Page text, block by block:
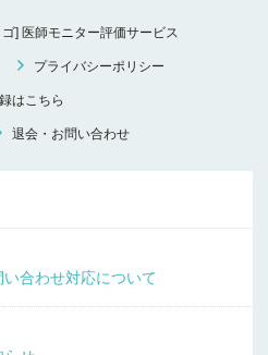
] 医師モニター評価サービス
プライバシーポリシー
はこちら
退会・お問い合わせ
合わせ対応について